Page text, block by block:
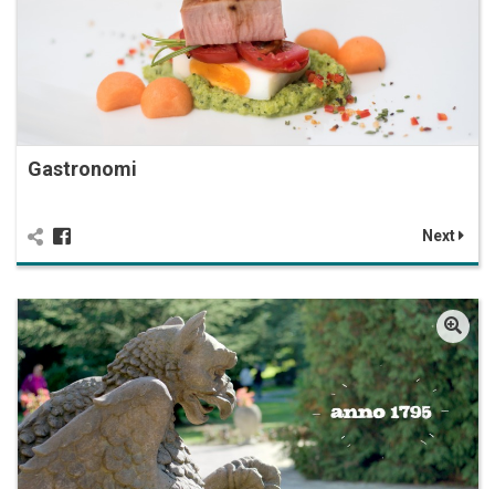
Gastronomi
Next